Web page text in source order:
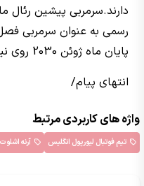
دارند.سرمربی پیشین رئال
رسمی به عنوان سرمربی
پایان ماه ژوئن 2030 روی نیمکت آبی‌پوشان لندنی خواهد بود.
انتهای پیام/
واژه های کاربردی مرتبط
تیم فوتبال لیورپول انگلیس آرنه اشلوت